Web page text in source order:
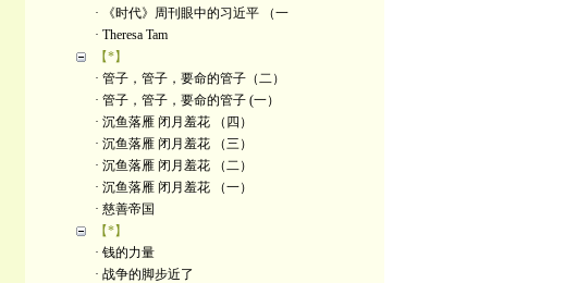
· 《时代》周刊眼中的习近平 （一
· Theresa Tam
【*】
· 管子，管子，要命的管子（二）
· 管子，管子，要命的管子 (一）
· 沉鱼落雁 闭月羞花 （四）
· 沉鱼落雁 闭月羞花 （三）
· 沉鱼落雁 闭月羞花 （二）
· 沉鱼落雁 闭月羞花 （一）
· 慈善帝国
【*】
· 钱的力量
· 战争的脚步近了